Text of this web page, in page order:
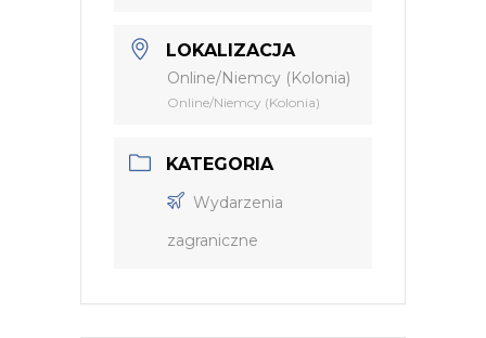
LOKALIZACJA
Online/Niemcy (Kolonia)
Online/Niemcy (Kolonia)
KATEGORIA
Wydarzenia
zagraniczne